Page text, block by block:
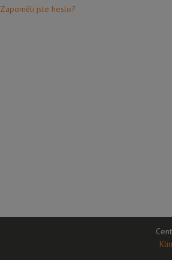
Zapoměli jste heslo?